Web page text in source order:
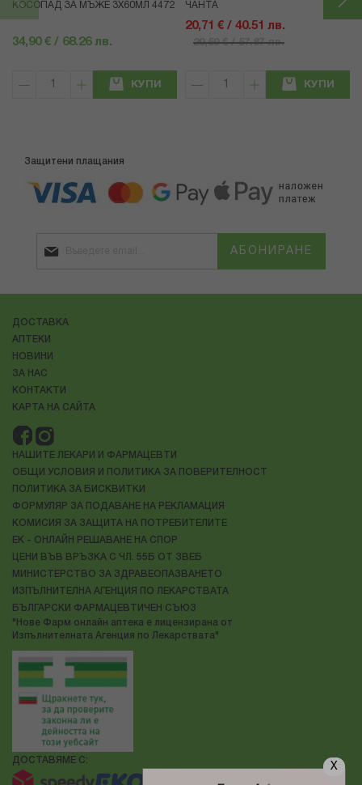
X
КОСОПАД ЗА МЪЖЕ 3X60МЛ 4472
34,90 € / 68.26 лв.
КУПИ
ЧАНТА
20,71 € / 40.51 лв.
29,59 € / 57.87 лв.
КУПИ
Защитени плащания
АБОНИРАНЕ
ДОСТАВКА
АПТЕКИ
НОВИНИ
ЗА НАС
КОНТАКТИ
КАРТА НА САЙТА
НАШИТЕ ЛЕКАРИ И ФАРМАЦЕВТИ
ОБЩИ УСЛОВИЯ И ПОЛИТИКА ЗА ПОВЕРИТЕЛНОСТ
ПОЛИТИКА ЗА БИСКВИТКИ
ФОРМУЛЯР ЗА ПОДАВАНЕ НА РЕКЛАМАЦИЯ
КОМИСИЯ ЗА ЗАЩИТА НА ПОТРЕБИТЕЛИТЕ
ЕК - ОНЛАЙН РЕШАВАНЕ НА СПОР
ЦЕНИ ВЪВ ВРЪЗКА С ЧЛ. 55Б ОТ ЗВЕБ
МИНИСТЕРСТВО ЗА ЗДРАВЕОПАЗВАНЕТО
ИЗПЪЛНИТЕЛНА АГЕНЦИЯ ПО ЛЕКАРСТВАТА
БЪЛГАРСКИ ФАРМАЦЕВТИЧЕН СЪЮЗ
"Нове Фарм онлайн аптека е лицензирана от
Изпълнителната Агенция по Лекарствата"
ДОСТАВЯМЕ С: